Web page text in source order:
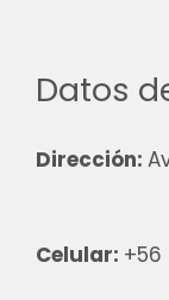
Datos
Dirección:
Celular: +56